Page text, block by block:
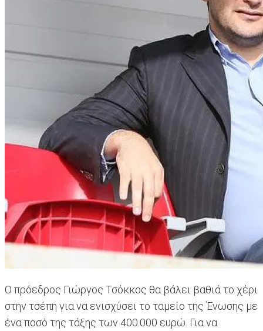
Ο πρόεδρος Γιώργος Τσόκκος θα βάλει βαθιά το χέρι
στην τσέπη για να ενισχύσει το ταμείο της Ένωσης με
ένα ποσό της τάξης των 400.000 ευρώ. Για να